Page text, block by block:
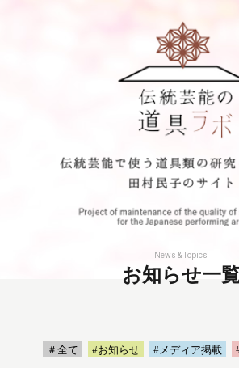
News & Topics
お知らせ一
＃全て #お知らせ #メディア掲載